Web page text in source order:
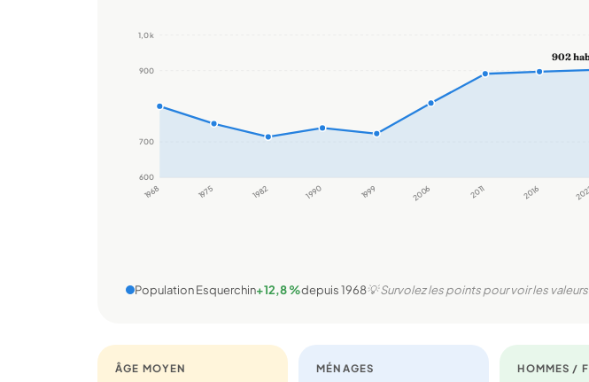
600
700
900
1,0 k
1968 1975 1982 1990 1999 2006 2011 2016
902
Population Esquerchin+12,8 %depuis 1968💡 Survolez les points pour voir les valeurs
ÂGE MOYEN MÉNAGES HOMMES /